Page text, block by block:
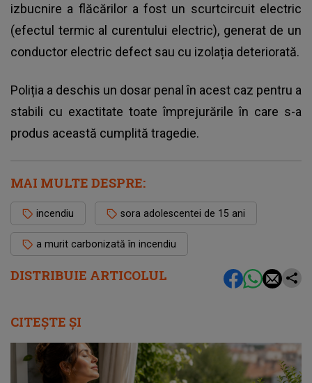
DISTRIBUIE ARTICOLUL
izbucnire a flăcărilor a fost un scurtcircuit electric
(efectul termic al curentului electric), generat de un
conductor electric defect sau cu izolația deteriorată.
Poliția a deschis un dosar penal în acest caz pentru a
stabili cu exactitate toate împrejurările în care s-a
produs această cumplită tragedie.
MAI MULTE DESPRE:
incendiu sora adolescentei de 15 ani
a murit carbonizată în incendiu
CITEȘTE ȘI